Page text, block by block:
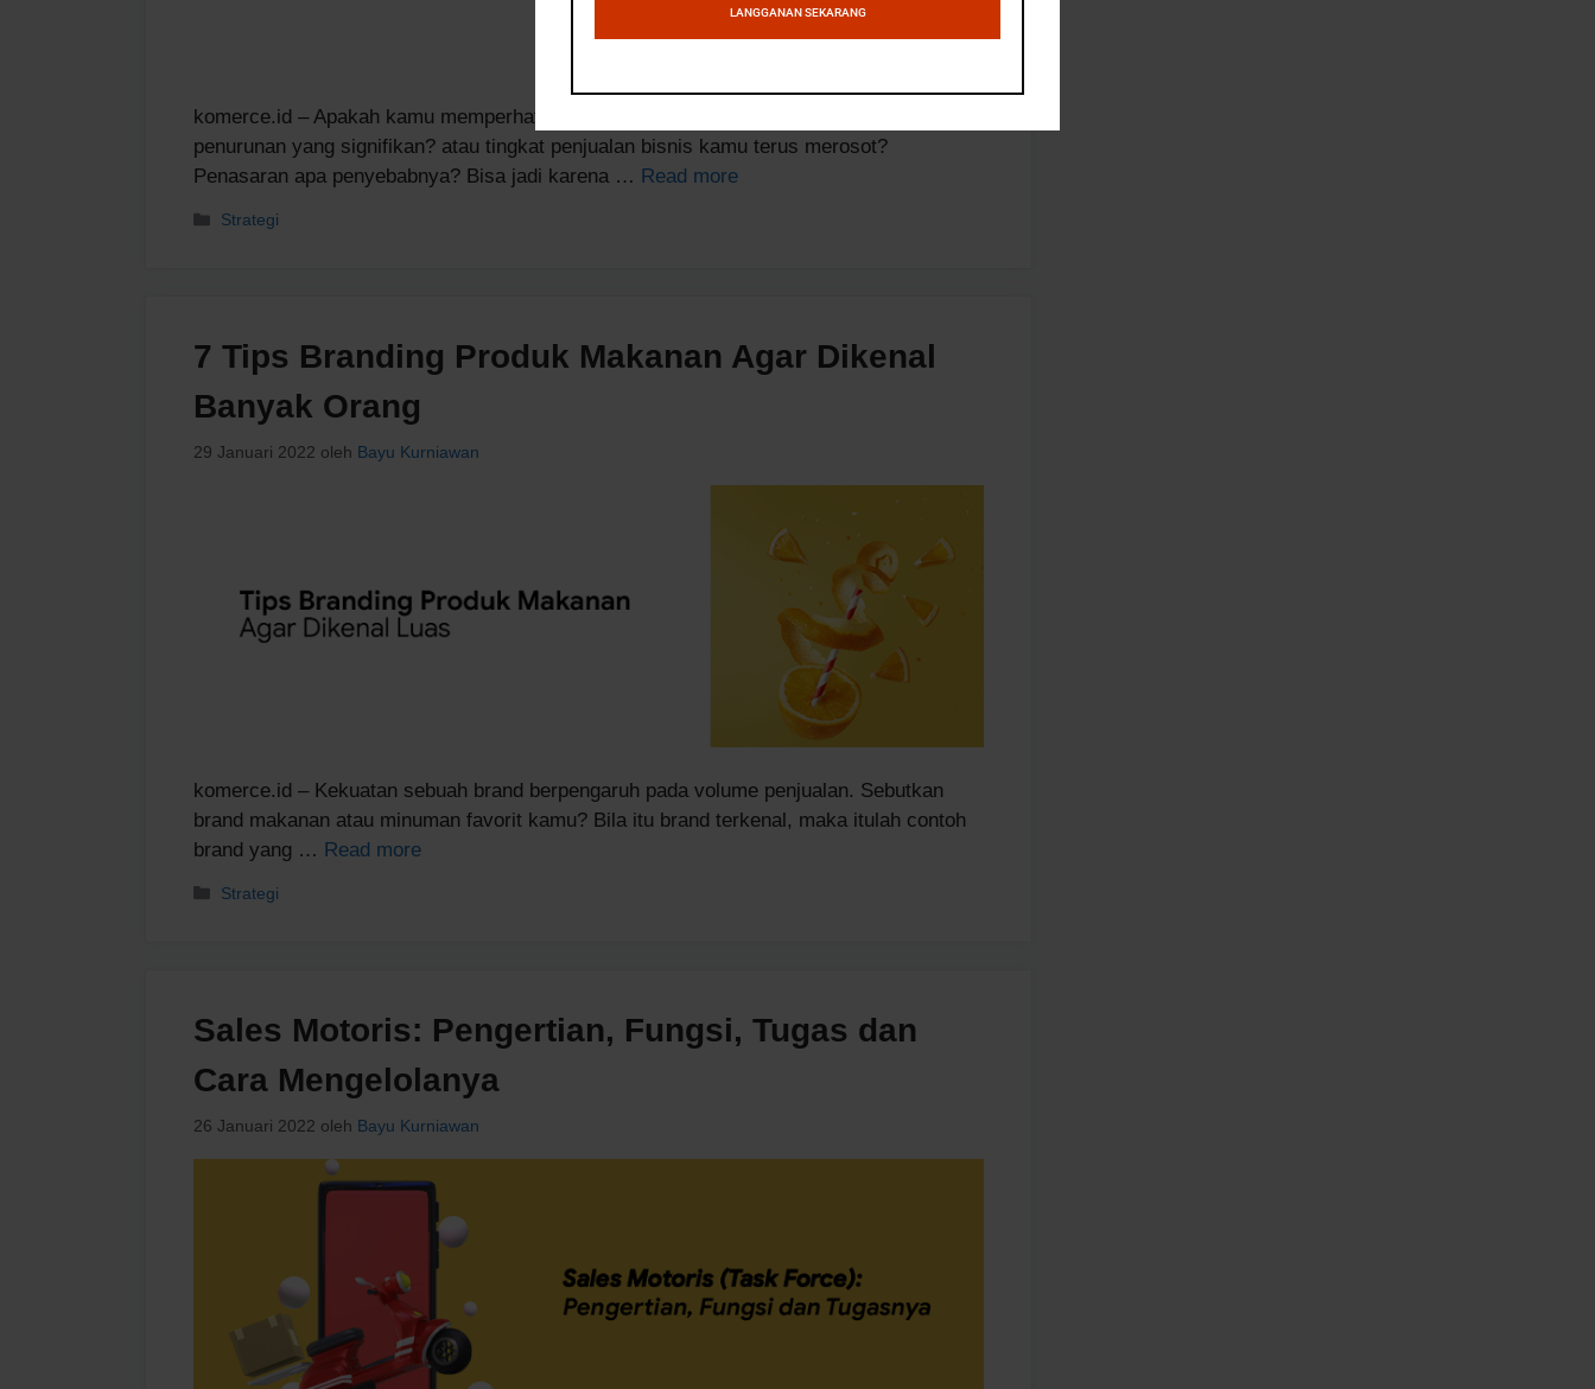
komerce.id – Apakah kamu memperhatikan produk unggulanmu? bisnismu mengalami
penurunan yang signifikan? atau tingkat penjualan bisnis kamu terus merosot?
Penasaran apa penyebabnya? Bisa jadi karena … Read more
Kategori
Strategi
7 Tips Branding Produk Makanan Agar Dikenal
Banyak Orang
29 Januari 2022 oleh Bayu Kurniawan
komerce.id – Kekuatan sebuah brand berpengaruh pada volume penjualan. Sebutkan
brand makanan atau minuman favorit kamu? Bila itu brand terkenal, maka itulah contoh
brand yang … Read more
Kategori
Strategi
Sales Motoris: Pengertian, Fungsi, Tugas dan
Cara Mengelolanya
26 Januari 2022 oleh Bayu Kurniawan
LANGGANAN SEKARANG